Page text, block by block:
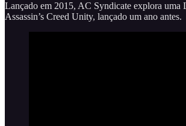
Lançado em 2015, AC Syndicate explora uma
Assassin’s Creed Unity, lançado um ano antes.